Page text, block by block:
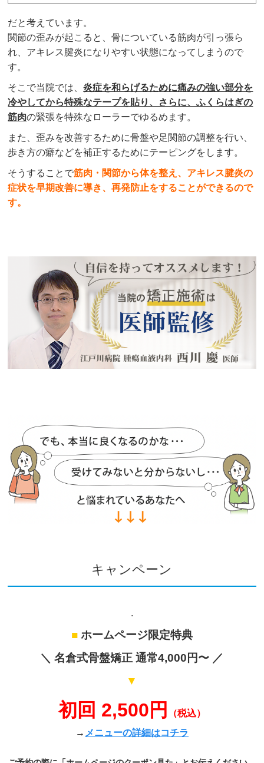
だと考えています。
関節の歪みが起こると、骨についている筋肉が引っ張ら
れ、アキレス腱炎になりやすい状態になってしまうので
す。
そこで当院では、炎症を和らげるために痛みの強い部分を
冷やしてから特殊なテープを貼り、さらに、ふくらはぎの
筋肉の緊張を特殊なローラーでゆるめます。
また、歪みを改善するために骨盤や足関節の調整を行い、
歩き方の癖などを補正するためにテーピングをします。
そうすることで筋肉・関節から体を整え、アキレス腱炎の
症状を早期改善に導き、再発防止をすることができるので
す。
キャンペーン
.
■ホームページ限定特典
＼ 名倉式骨盤矯正 通常4,000円〜 ／
▼
初回 2,500円
（税込）
→ メニューの詳細はコチラ